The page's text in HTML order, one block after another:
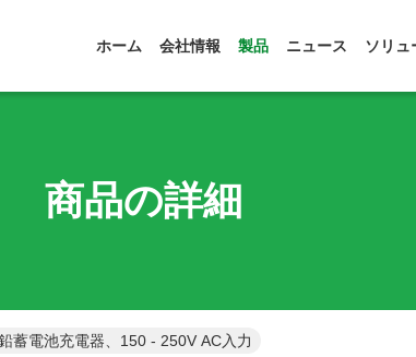
ホーム 会社情報 製品 ニュース ソリュ
商品の詳細
蓄電池充電器、150 - 250V AC入力